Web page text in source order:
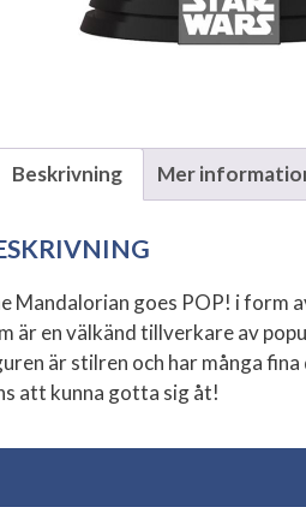
Beskrivning Mer
Mandalorian goes POP! i form
är en välkänd tillverkare av
är stilren och har många
att kunna gotta sig åt!